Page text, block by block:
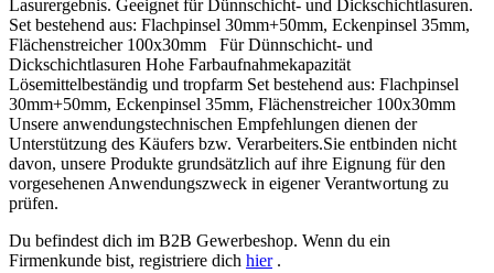
Lasurergebnis. Geeignet für Dünnschicht- und Dickschichtlasuren.
Set bestehend aus: Flachpinsel 30mm+50mm, Eckenpinsel 35mm,
Flächenstreicher 100x30mm Für Dünnschicht- und
Dickschichtlasuren Hohe Farbaufnahmekapazität
Lösemittelbeständig und tropfarm Set bestehend aus: Flachpinsel
30mm+50mm, Eckenpinsel 35mm, Flächenstreicher 100x30mm
Unsere anwendungstechnischen Empfehlungen dienen der
Unterstützung des Käufers bzw. Verarbeiters.Sie entbinden nicht
davon, unsere Produkte grundsätzlich auf ihre Eignung für den
vorgesehenen Anwendungszweck in eigener Verantwortung zu
prüfen.
Du befindest dich im B2B Gewerbeshop. Wenn du ein
Firmenkunde bist, registriere dich hier.